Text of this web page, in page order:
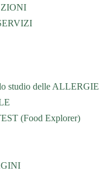
studio delle ALLERGIE
(Food Explorer)